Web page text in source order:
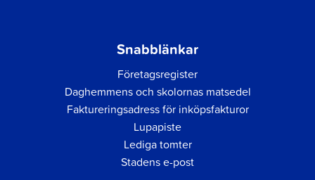
Snabblänkar
Företagsregister
Daghemmens och skolornas matsedel
Faktureringsadress för inköpsfakturor
Lupapiste
Lediga tomter
Stadens e-post